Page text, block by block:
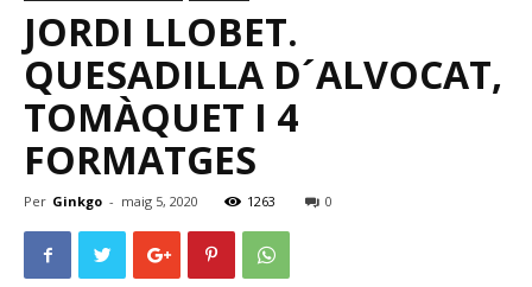
JORDI LLOBET.
QUESADILLA D´ALVOCAT,
TOMÀQUET I 4
FORMATGES
Per Ginkgo - maig 5, 2020 1263 0